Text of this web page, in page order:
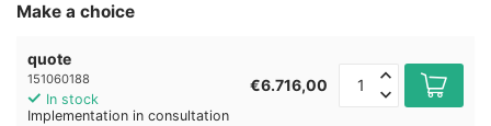
Make a choice
quote
151060188
In stock
Implementation in consultation
€6.716,00